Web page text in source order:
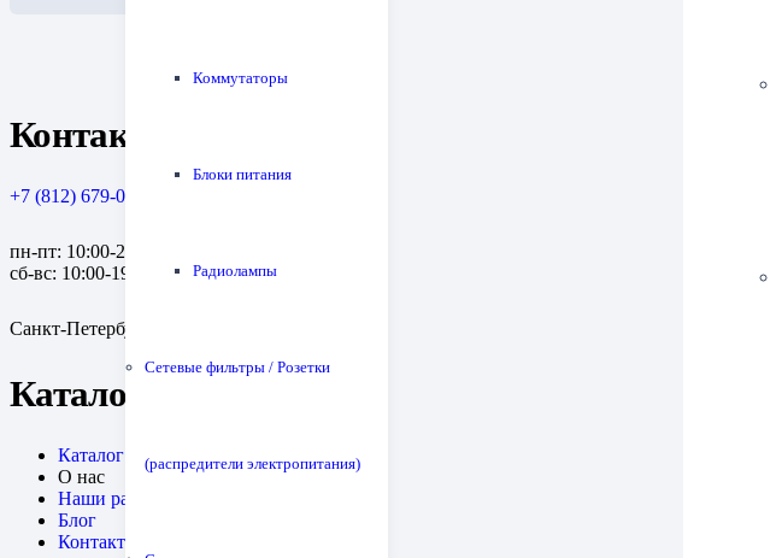
Коммутаторы
Блоки питания
Радиолампы
Сетевые фильтры / Розетки
(распредители электропитания)
Контакты
+7 (812) 679-08-79
пн-пт: 10:00-20:00
сб-вс: 10:00-19:00
Санкт-Петербург, пр. Медиков, 10к1
Каталог
Каталог
О нас
Наши работы
Блог
Контакты